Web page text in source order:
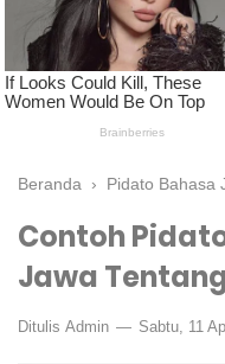
Beranda › Pidato Bahasa
Contoh
Jawa
Ditulis Admin Sabtu, 11